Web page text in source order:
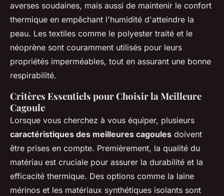
averses soudaines, mais aussi de maintenir le confort
thermique en empêchant l'humidité d'atteindre la
peau. Les textiles comme le polyester traité et le
néoprène sont couramment utilisés pour leurs
propriétés imperméables, tout en assurant une bonne
respirabilité.
Critères Essentiels pour Choisir la Meilleure
Cagoule
Lorsque vous cherchez à vous équiper, plusieurs
caractéristiques des meilleures cagoules doivent
être prises en compte. Premièrement, la qualité du
matériau est cruciale pour assurer la durabilité et la
efficacité thermique. Des options comme la laine
mérinos et les matériaux synthétiques isolants sont